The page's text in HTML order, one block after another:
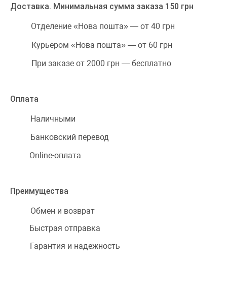
Доставка. Минимальная сумма заказа 150 грн
Отделение «Нова пошта» — от 40 грн
Курьером «Нова пошта» — от 60 грн
При заказе от 2000 грн — бесплатно
Оплата
Наличными
Банковский перевод
Online-оплата
Преимущества
Обмен и возврат
Быстрая отправка
Гарантия и надежность